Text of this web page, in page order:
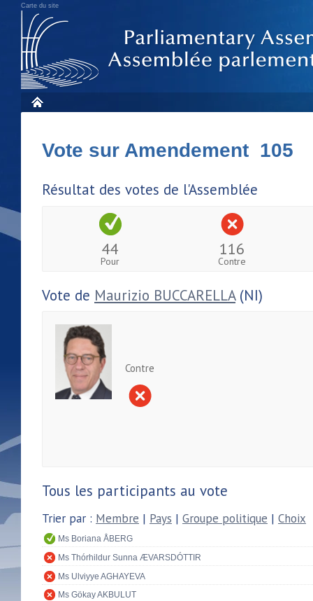
Carte du site
Vote sur Amendement 105
Résultat des votes de l'Assemblée
44
Pour
116
Contre
Vote de Maurizio BUCCARELLA(NI)
Contre
Tous les participants au vote
Trier par : Membre | Pays | Groupe politique | Choix
Ms Boriana ÅBERG
Ms Thórhildur Sunna ÆVARSDÓTTIR
Ms Ulviyye AGHAYEVA
Ms Gökay AKBULUT